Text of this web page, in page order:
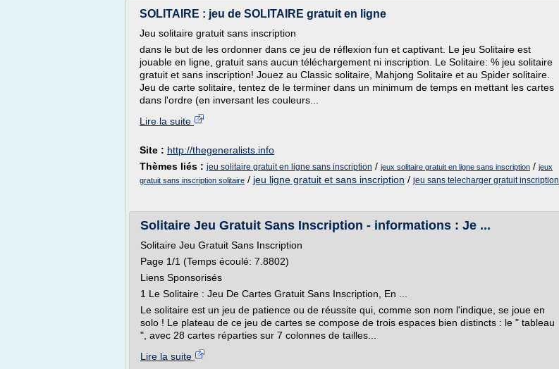
SOLITAIRE : jeu de SOLITAIRE gratuit en ligne
Jeu solitaire gratuit sans inscription
dans le but de les ordonner dans ce jeu de réflexion fun et captivant. Le jeu Solitaire est
jouable en ligne, gratuit sans aucun téléchargement ni inscription. Le Solitaire: % jeu solitaire
gratuit et sans inscription! Jouez au Classic solitaire, Mahjong Solitaire et au Spider solitaire.
Jeu de carte solitaire, tentez de le terminer dans un minimum de temps en mettant les cartes
dans l'ordre (en inversant les couleurs...
Lire la suite
Site : http://thegeneralists.info
Thèmes liés : jeu solitaire gratuit en ligne sans inscription / jeux solitaire gratuit en ligne sans inscription / jeux
gratuit sans inscription solitaire / jeu ligne gratuit et sans inscription / jeu sans telecharger gratuit inscription
Solitaire Jeu Gratuit Sans Inscription - informations : Je ...
Solitaire Jeu Gratuit Sans Inscription
Page 1/1 (Temps écoulé: 7.8802)
Liens Sponsorisés
1 Le Solitaire : Jeu De Cartes Gratuit Sans Inscription, En ...
Le solitaire est un jeu de patience ou de réussite qui, comme son nom l'indique, se joue en
solo ! Le plateau de ce jeu de cartes se compose de trois espaces bien distincts : le " tableau
", avec 28 cartes réparties sur 7 colonnes de tailles...
Lire la suite